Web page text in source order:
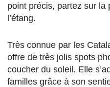
point précis, partez sur la
l’étang.
Très connue par les
offre de très jolis spots
coucher du soleil. Elle
familles grâce à son